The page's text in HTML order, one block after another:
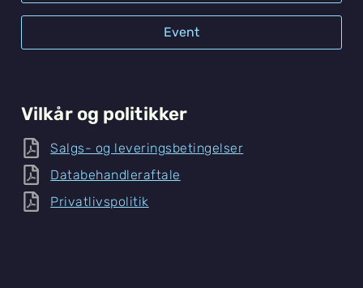
Event
Vilkår og politikker
Salgs- og leveringsbetingelser
Databehandleraftale
Privatlivspolitik